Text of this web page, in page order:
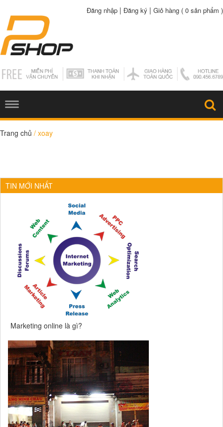
Đăng nhập | Đăng ký | Giỏ hàng ( 0 sản phẩm )
Trang chủ / xoay
TIN MỚI NHẤT
Marketing online là gì?